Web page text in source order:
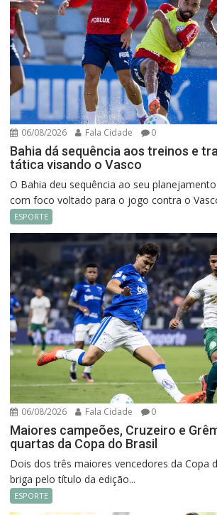
06/08/2026 Fala Cidade 0
Bahia dá sequência aos treinos e
tática visando o Vasco
O Bahia deu sequência ao seu
com foco voltado para o jogo contra o
ESPORTE
06/08/2026 Fala Cidade 0
Maiores campeões, Cruzeiro e
quartas da Copa do Brasil
Dois dos três maiores vencedores da Copa
briga pelo título da edição...
ESPORTE